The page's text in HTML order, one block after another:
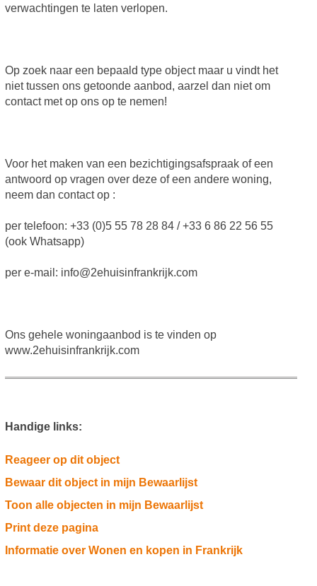
verwachtingen te laten verlopen.
Op zoek naar een bepaald type object maar u vindt het
niet tussen ons getoonde aanbod, aarzel dan niet om
contact met op ons op te nemen!
Voor het maken van een bezichtigingsafspraak of een
antwoord op vragen over deze of een andere woning,
neem dan contact op :
per telefoon: +33 (0)5 55 78 28 84 / +33 6 86 22 56 55
(ook Whatsapp)
per e-mail: info@2ehuisinfrankrijk.com
Ons gehele woningaanbod is te vinden op
www.2ehuisinfrankrijk.com
Handige links:
Reageer op dit object
Bewaar dit object in mijn Bewaarlijst
Toon alle objecten in mijn Bewaarlijst
Print deze pagina
Informatie over Wonen en kopen in Frankrijk